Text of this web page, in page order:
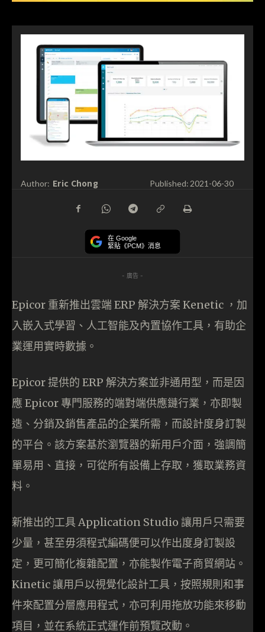
Author: Eric Chong Published: 2021-06-30
在 Google
緊貼《PCM》消息
- 廣告 -
Epicor 重新推出雲端 ERP 解決方案 Kenetic ，加
入嵌入式學習、人工智能及內置協作工具，有助企
業運用實時數據。
Epicor 提供的 ERP 解決方案並非通用型，而是因
應 Epicor 專門服務的端對端供應鏈行業，亦即製
造、分銷及銷售產品的企業所需，而設計度身訂製
的平台。該方案基於瀏覽器的新用戶介面，強調簡
單易用、直接，可從所有設備上存取，獲取業務資
料。
新推出的工具 Application Studio 讓用戶只需要
少量，甚至毋須程式編碼便可以作出度身訂製設
定，更可簡化複雜配置，亦能製作電子商貿網站。
Kinetic 讓用戶以視覺化設計工具，按照規則和事
件來配置分層應用程式，亦可利用拖放功能來移動
項目，並在系統正式運作前預覽改動。